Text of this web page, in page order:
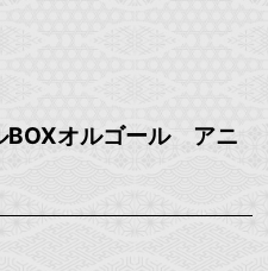
BOXオルゴール アニ